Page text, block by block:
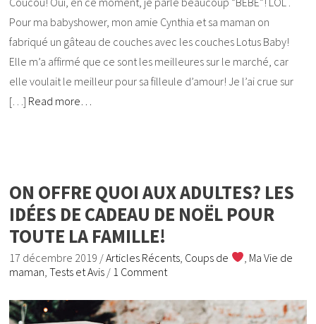
Pour ma babyshower, mon amie Cynthia et sa maman on
fabriqué un gâteau de couches avec les couches Lotus Baby!
Elle m’a affirmé que ce sont les meilleures sur le marché, car
elle voulait le meilleur pour sa filleule d’amour! Je l’ai crue sur
[…] Read more…
ON OFFRE QUOI AUX ADULTES? LES
IDÉES DE CADEAU DE NOËL POUR
TOUTE LA FAMILLE!
17 décembre 2019 /Articles Récents Coups de
Ma Vie de
maman ,Tests et Avis / 1 Comment